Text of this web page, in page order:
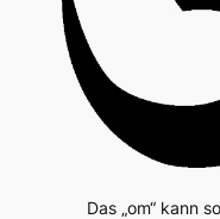
Das „om“ kann